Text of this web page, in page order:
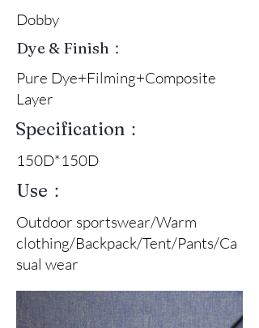
Dobby
Dye & Finish：
Pure Dye+Filming+Composite
Layer
Specification：
150D*150D
Use：
Outdoor sportswear/Warm
clothing/Backpack/Tent/Pants/Ca
sual wear